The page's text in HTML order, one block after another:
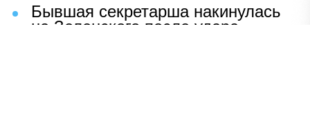
Бывшая секретарша накинулась
на Зеленского после удара